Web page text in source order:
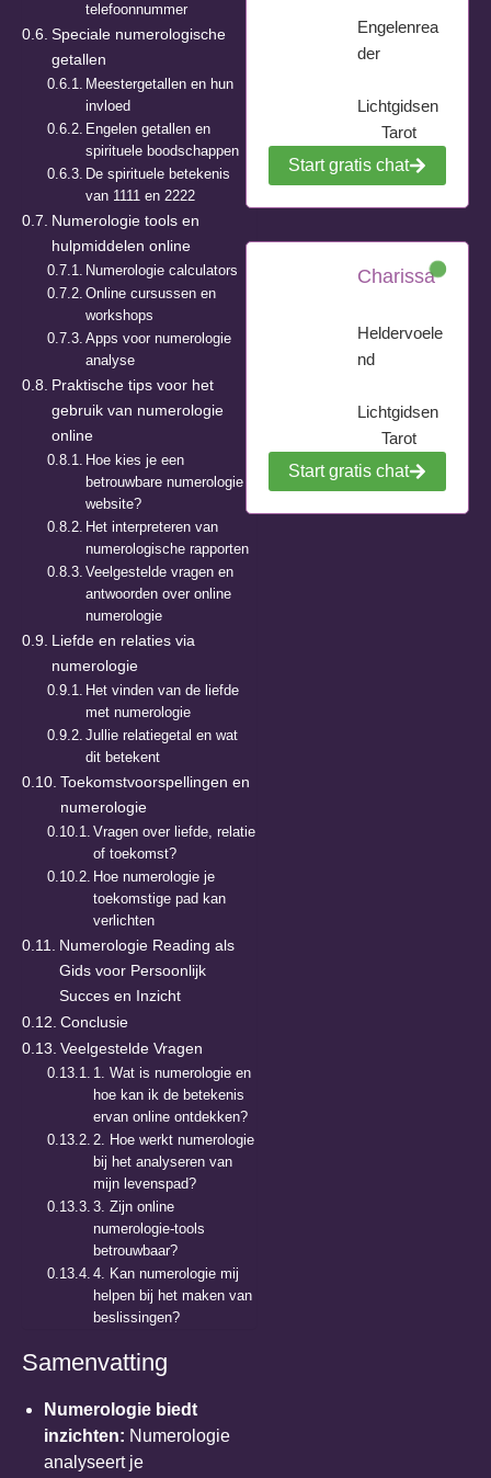
telefoonnummer
Speciale numerologische
getallen
Meestergetallen en hun
invloed
Engelen getallen en
spirituele boodschappen
De spirituele betekenis
van 1111 en 2222
Numerologie tools en
hulpmiddelen online
Numerologie calculators
Online cursussen en
workshops
Apps voor numerologie
analyse
Praktische tips voor het
gebruik van numerologie
online
Hoe kies je een
betrouwbare numerologie
website?
Het interpreteren van
numerologische rapporten
Veelgestelde vragen en
antwoorden over online
numerologie
Liefde en relaties via
numerologie
Het vinden van de liefde
met numerologie
Jullie relatiegetal en wat
dit betekent
Toekomstvoorspellingen en
numerologie
Vragen over liefde, relatie
of toekomst?
Hoe numerologie je
toekomstige pad kan
verlichten
Numerologie Reading als
Gids voor Persoonlijk
Succes en Inzicht
Conclusie
Veelgestelde Vragen
1. Wat is numerologie en
hoe kan ik de betekenis
ervan online ontdekken?
2. Hoe werkt numerologie
bij het analyseren van
mijn levenspad?
3. Zijn online
numerologie-tools
betrouwbaar?
4. Kan numerologie mij
helpen bij het maken van
beslissingen?
Samenvatting
Numerologie biedt
inzichten: Numerologie
analyseert je
Engelenrea
der
Lichtgidsen
Tarot
Start gratis chat
Charissa
Heldervoele
nd
Lichtgidsen
Tarot
Start gratis chat